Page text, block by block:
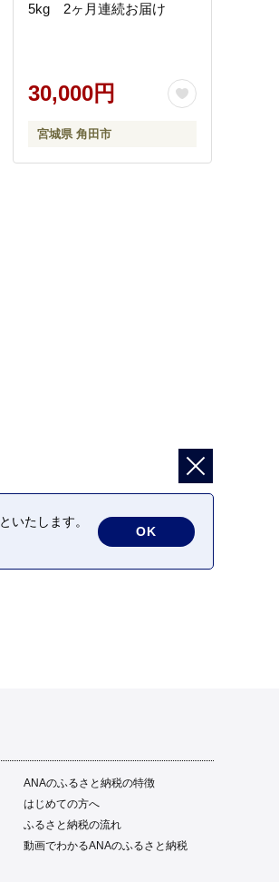
5kg 2ヶ月連続お届け
30,000円
宮城県 角田市
ANAのふるさと納税の特徴
はじめての方へ
ふるさと納税の流れ
動画でわかるANAのふるさと納税
いたします。
OK